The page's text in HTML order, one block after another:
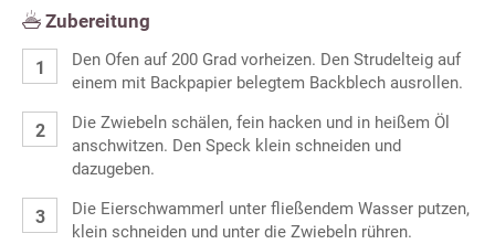
Zubereitung
Den Ofen auf 200 Grad vorheizen. Den Strudelteig auf
einem mit Backpapier belegtem Backblech ausrollen.
Die Zwiebeln schälen, fein hacken und in heißem Öl
anschwitzen. Den Speck klein schneiden und
dazugeben.
Die Eierschwammerl unter fließendem Wasser putzen,
klein schneiden und unter die Zwiebeln rühren.